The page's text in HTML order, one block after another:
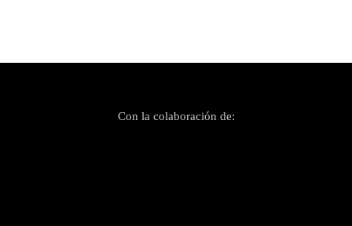
Con la colaboración de: